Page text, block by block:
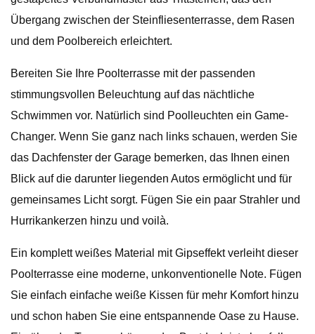
Übergang zwischen der Steinfliesenterrasse, dem Rasen
und dem Poolbereich erleichtert.
Bereiten Sie Ihre Poolterrasse mit der passenden
stimmungsvollen Beleuchtung auf das nächtliche
Schwimmen vor. Natürlich sind Poolleuchten ein Game-
Changer. Wenn Sie ganz nach links schauen, werden Sie
das Dachfenster der Garage bemerken, das Ihnen einen
Blick auf die darunter liegenden Autos ermöglicht und für
gemeinsames Licht sorgt. Fügen Sie ein paar Strahler und
Hurrikankerzen hinzu und voilà.
Ein komplett weißes Material mit Gipseffekt verleiht dieser
Poolterrasse eine moderne, unkonventionelle Note. Fügen
Sie einfach einfache weiße Kissen für mehr Komfort hinzu
und schon haben Sie eine entspannende Oase zu Hause.